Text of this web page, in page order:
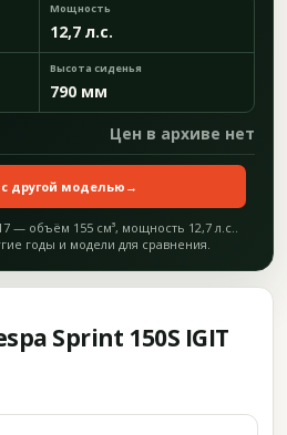
Мощность
12,7 л.с.
Высота сиденья
790 мм
Цен в архиве нет
другой моделью →
— объём 155 см³, мощность 12,7 л.с..
годы и модели для сравнения.
Sprint 150S IGIT